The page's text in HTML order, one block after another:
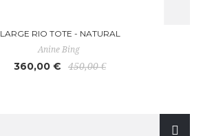
LARGE RIO TOTE - NATURAL
Anine Bing
360,00 € 450,00 €